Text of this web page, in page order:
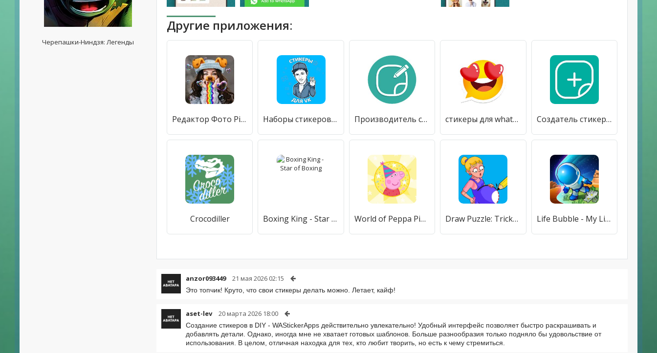
Черепашки-Ниндзя: Легенды
Другие приложения:
Редактор Фото Picsa Создание Фотоколлажей Стикеров Наборы стикеров для ВКонтакте Производитель стикеров наклейки для WAStickerapps стикеры для whatsapp - WAStickerApps Создатель стикеров для WhatsApp, стикеры WhatsApp
Crocodiller Boxing King - Star of Boxing World of Peppa Pig: Kids Games Draw Puzzle: Tricky Brain Test Life Bubble - My Little Planet
anzor093449 21 мая 2026 02:15
Это топчик! Круто, что свои стикеры делать можно. Летает, кайф!
aset-lev 20 марта 2026 18:00
Создание стикеров в DIY - WAStickerApps действительно увлекательно! Удобный интерфейс позволяет быстро раскрашивать и
добавлять детали. Однако, иногда мне не хватает готовых шаблонов. Больше разнообразия только подняло бы удовольствие от
использования. В целом, отличная находка для тех, кто любит творить, но есть к чему стремиться.